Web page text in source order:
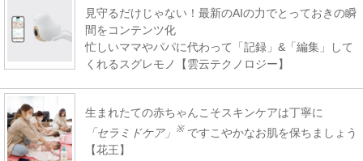
見守るだけじゃない！最新のAIの力でとっておきの瞬
間をコンテンツ化
忙しいママやパパに代わって「記録」&「編集」して
くれるスグレモノ【雲云テクノロジー】
生まれたての赤ちゃんこそスキンケアは丁寧に
「セラミドケア」
※ ですこやかなお肌を保ちましょう
【花王】